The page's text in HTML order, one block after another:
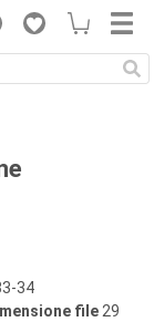
34
file 29